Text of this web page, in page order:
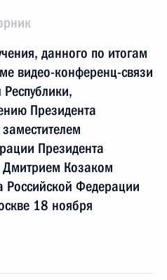
данного по итогам
видео-конференц-связи
Президента
Президента
Дмитрием Козаком
Российской Федерации
18 ноября